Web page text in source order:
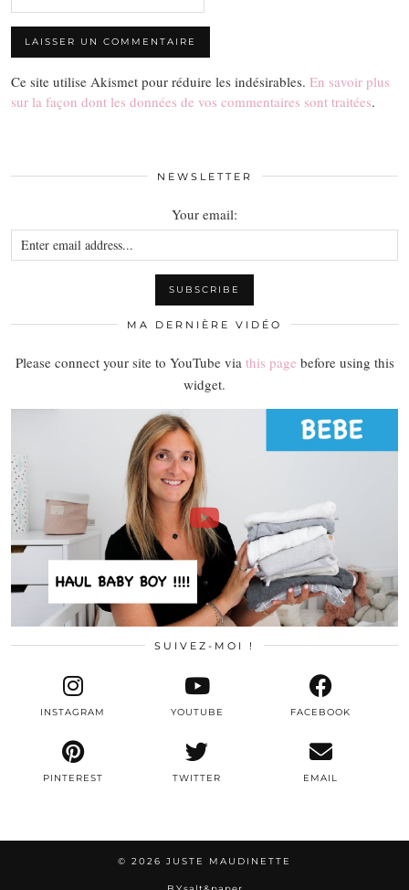
Ce site utilise Akismet pour réduire les indésirables. En savoir plus
sur la façon dont les données de vos commentaires sont traitées.
NEWSLETTER
Your email:
MA DERNIÈRE VIDÉO
Please connect your site to YouTube via this page before using this
widget.
SUIVEZ-MOI !
TWITTER
INSTAGRAM FACEBOOK
PINTEREST
YOUTUBE
EMAIL
© 2026 JUSTE MAUDINETTE